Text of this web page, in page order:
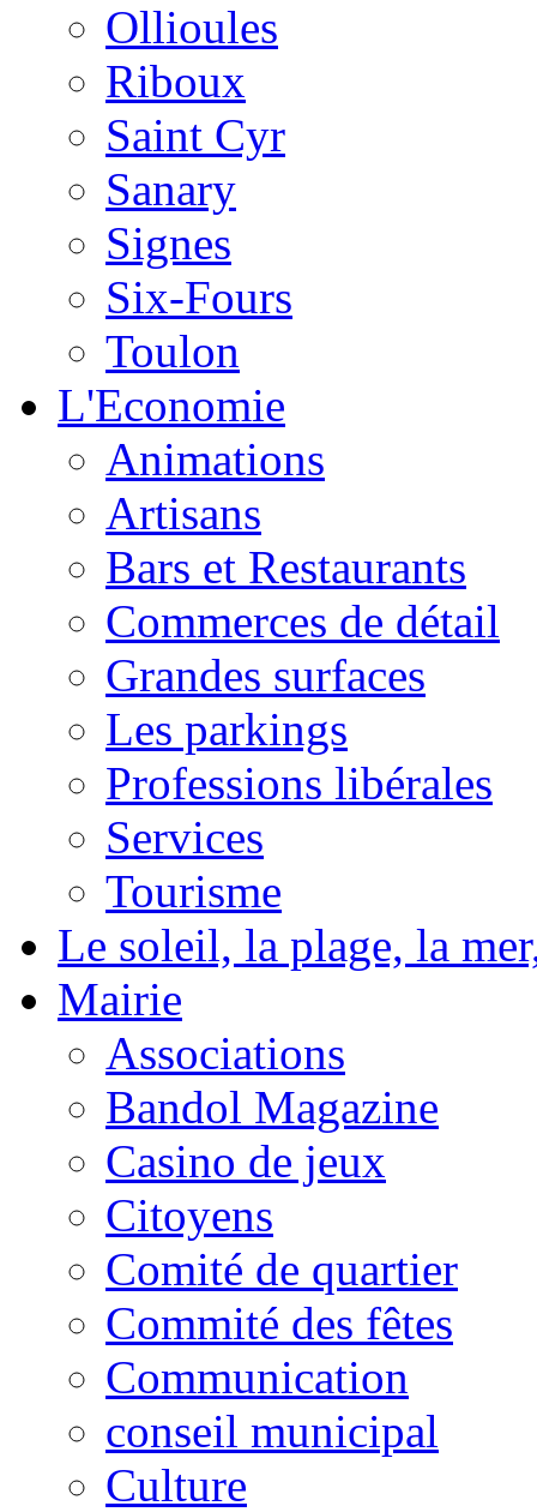
Ollioules
Riboux
Saint Cyr
Sanary
Signes
Six-Fours
Toulon
L'Economie
Animations
Artisans
Bars et Restaurants
Commerces de détail
Grandes surfaces
Les parkings
Professions libérales
Services
Tourisme
Le soleil, la plage, la
Mairie
Associations
Bandol Magazine
Casino de jeux
Citoyens
Comité de quartier
Commité des fêtes
Communication
conseil municipal
Culture